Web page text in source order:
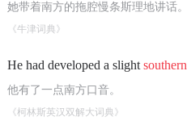
她带着南方的拖腔慢条斯理地讲话。
《牛津词典》
He had developed a slightsouthern
他有了一点南方口音。
《柯林斯英汉双解大词典》